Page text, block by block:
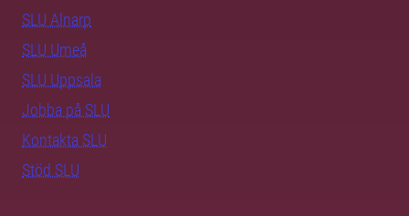
SLU Alnarp
SLU Umeå
SLU Uppsala
Jobba på SLU
Kontakta SLU
Stöd SLU